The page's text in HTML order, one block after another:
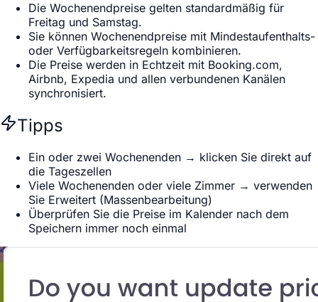
Die Wochenendpreise gelten standardmäßig für
Freitag und Samstag.
Sie können Wochenendpreise mit Mindestaufenthalts-
oder Verfügbarkeitsregeln kombinieren.
Die Preise werden in Echtzeit mit Booking.com,
Airbnb, Expedia und allen verbundenen Kanälen
synchronisiert.
Tipps
Ein oder zwei Wochenenden → klicken Sie direkt auf
die Tageszellen
Viele Wochenenden oder viele Zimmer → verwenden
Sie Erweitert (Massenbearbeitung)
Überprüfen Sie die Preise im Kalender nach dem
Speichern immer noch einmal